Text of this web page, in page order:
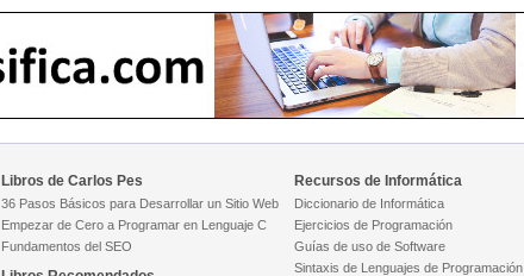
Libros de Carlos Pes
36 Pasos Básicos para Desarrollar un Sitio Web
Empezar de Cero a Programar en Lenguaje C
Fundamentos del SEO
Recursos de Informática
Diccionario de Informática
Ejercicios de Programación
Guías de uso de Software
Sintaxis de Lenguajes de Programación